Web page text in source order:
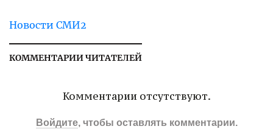
Новости СМИ2
КОММЕНТАРИИ ЧИТАТЕЛЕЙ
Комментарии отсутствуют.
Войдите, чтобы оставлять комментарии.